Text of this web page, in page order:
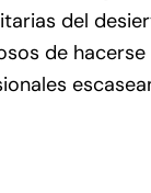
del
de